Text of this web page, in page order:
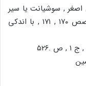
اصغر , سوشیانت یا سیر
اندیشه ایرانیان در باره موعود آخرالزمان , صص ۱۷۰ , ۱۷۱ , با اندکی